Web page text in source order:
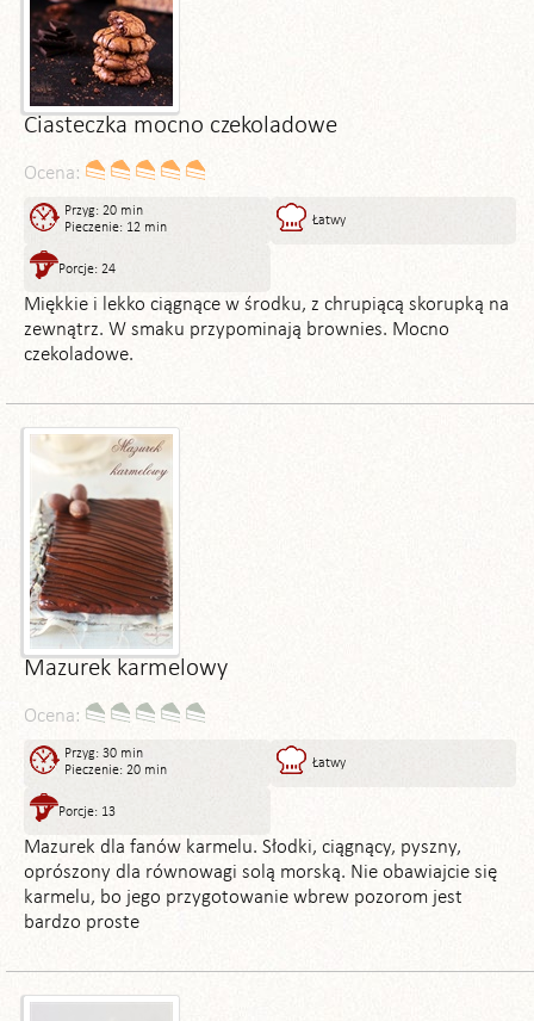
Ciasteczka mocno czekoladowe
Ocena:
Przyg: 20 min
Pieczenie: 12 min
Łatwy
Porcje: 24
Miękkie i lekko ciągnące w środku, z chrupiącą skorupką na
zewnątrz. W smaku przypominają brownies. Mocno
czekoladowe.
Mazurek karmelowy
Ocena:
Przyg: 30 min
Pieczenie: 20 min
Łatwy
Porcje: 13
Mazurek dla fanów karmelu. Słodki, ciągnący, pyszny,
oprószony dla równowagi solą morską. Nie obawiajcie się
karmelu, bo jego przygotowanie wbrew pozorom jest
bardzo proste